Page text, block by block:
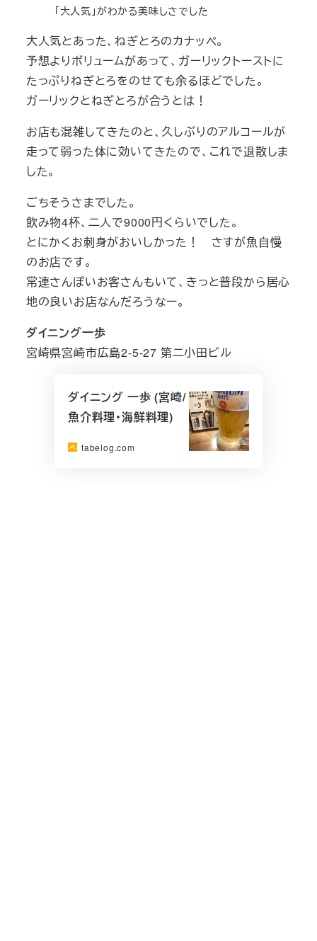
「大人気」がわかる美味しさでした
大人気とあった、ねぎとろのカナッペ。
予想よりボリュームがあって、ガーリックトーストに
たっぷりねぎとろをのせても余るほどでした。
ガーリックとねぎとろが合うとは！
お店も混雑してきたのと、久しぶりのアルコールが
走って弱った体に効いてきたので、これで退散しま
した。
ごちそうさまでした。
飲み物4杯、二人で9000円くらいでした。
とにかくお刺身がおいしかった！ さすが魚自慢
のお店です。
常連さんぽいお客さんもいて、きっと普段から居心
地の良いお店なんだろうなー。
ダイニング一歩
宮崎県宮崎市広島2-5-27 第二小田ビル
ダイニング 一歩 (宮崎/
魚介料理・海鮮料理)
tabelog.com